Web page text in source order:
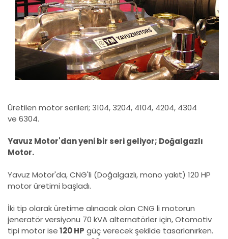
Üretilen motor serileri; 3104,3204, 4104, 4204, 4304
ve 6304.
Yavuz Motor'dan yeni bir seri geliyor; Doğalgazlı
Motor.
Yavuz Motor'da, CNG'li (Doğalgazlı, mono yakıt) 120 HP
motor üretimi başladı.
İki tip olarak üretime alınacak olan CNG li motorun
jeneratör versiyonu 70 kVA alternatörler için, Otomotiv
tipi motor ise120 HP güç verecek şekilde tasarlanırken.